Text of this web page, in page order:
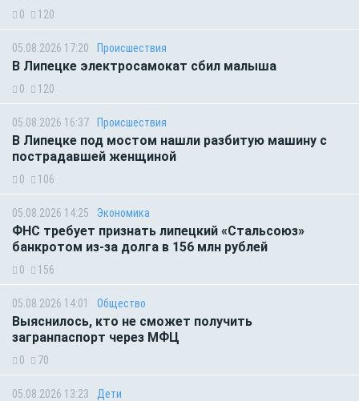
0 120
05.08.2026 17:20 Происшествия
В Липецке электросамокат сбил малыша
0 120
05.08.2026 16:37 Происшествия
В Липецке под мостом нашли разбитую машину с
пострадавшей женщиной
0 106
05.08.2026 14:25 Экономика
ФНС требует признать липецкий «Стальсоюз»
банкротом из-за долга в 156 млн рублей
0 156
05.08.2026 14:01 Общество
Выяснилось, кто не сможет получить
загранпаспорт через МФЦ
0 70
05.08.2026 13:23 Дети